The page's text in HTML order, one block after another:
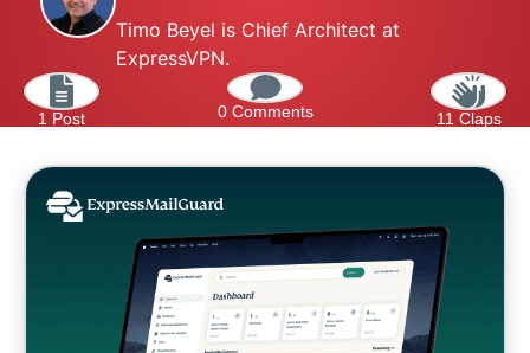
Timo Beyel is Chief Architect at
ExpressVPN.
1 Post 0 Comments 11 Claps